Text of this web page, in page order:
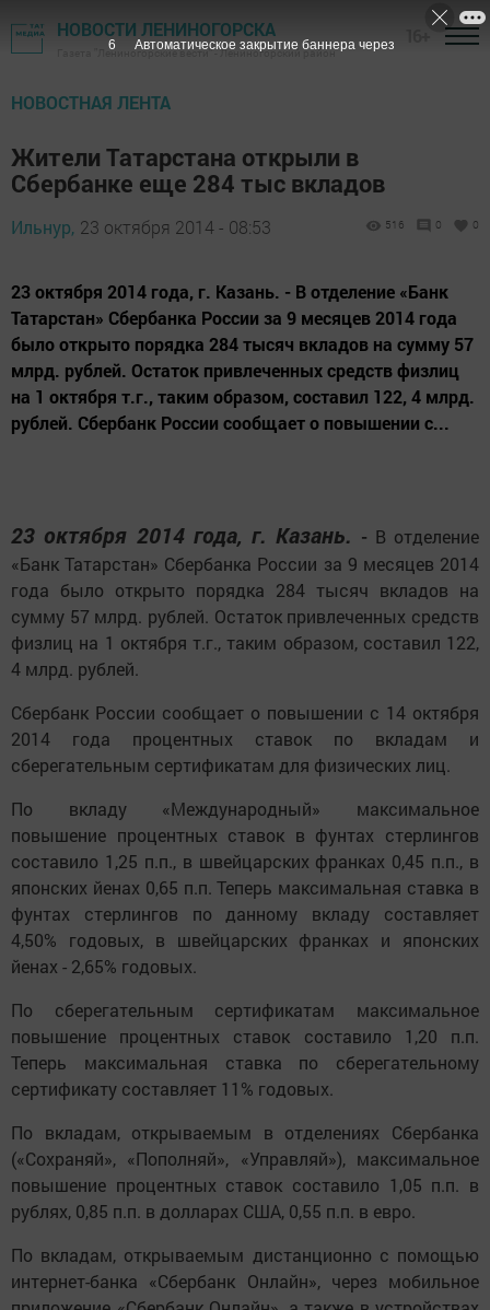
НОВОСТИ ЛЕНИНОГОРСКА
Газета "Лениногорские вести" - Лениногорский район
НОВОСТНАЯ ЛЕНТА
Жители Татарстана открыли в
Сбербанке еще 284 тыс вкладов
Ильнур, 23 октября 2014 - 08:53 516 0 0
23 октября 2014 года, г. Казань. - В отделение «Банк
Татарстан» Сбербанка России за 9 месяцев 2014 года
было открыто порядка 284 тысяч вкладов на сумму 57
млрд. рублей. Остаток привлеченных средств физлиц
на 1 октября т.г., таким образом, составил 122, 4 млрд.
рублей. Сбербанк России сообщает о повышении с...
23 октября 2014 года, г. Казань. - В отделение
«Банк Татарстан» Сбербанка России за 9 месяцев 2014
года было открыто порядка 284 тысяч вкладов на
сумму 57 млрд. рублей. Остаток привлеченных средств
физлиц на 1 октября т.г., таким образом, составил 122,
4 млрд. рублей.
Сбербанк России сообщает о повышении с 14 октября
2014 года процентных ставок по вкладам и
сберегательным сертификатам для физических лиц.
По вкладу «Международный» максимальное
повышение процентных ставок в фунтах стерлингов
составило 1,25 п.п., в швейцарских франках 0,45 п.п., в
японских йенах 0,65 п.п. Теперь максимальная ставка в
фунтах стерлингов по данному вкладу составляет
4,50% годовых, в швейцарских франках и японских
йенах - 2,65% годовых.
По сберегательным сертификатам максимальное
повышение процентных ставок составило 1,20 п.п.
Теперь максимальная ставка по сберегательному
сертификату составляет 11% годовых.
По вкладам, открываемым в отделениях Сбербанка
(«Сохраняй», «Пополняй», «Управляй»), максимальное
повышение процентных ставок составило 1,05 п.п. в
рублях, 0,85 п.п. в долларах США, 0,55 п.п. в евро.
По вкладам, открываемым дистанционно с помощью
интернет-банка «Сбербанк Онлайн», через мобильное
4 Автоматическое закрытие баннера через